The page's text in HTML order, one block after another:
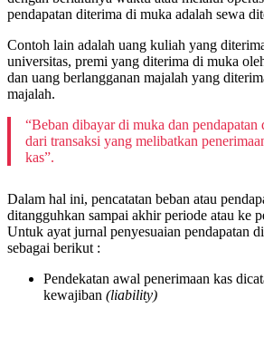
pendapatan diterima di muka adalah sewa
Contoh lain adalah uang kuliah yang
universitas, premi yang diterima di muka
dan uang berlangganan majalah yang
majalah.
“Beban dibayar di muka dan
dari transaksi yang melibatkan
kas”.
Dalam hal ini, pencatatan beban atau
ditangguhkan sampai akhir periode atau ke
Untuk ayat jurnal penyesuaian pendapatan
sebagai berikut :
Pendekatan awal penerimaan kas
kewajiban (liability)